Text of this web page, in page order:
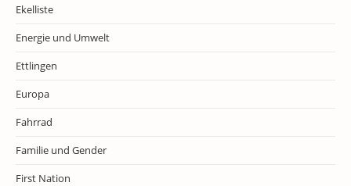
Ekelliste
Energie und Umwelt
Ettlingen
Europa
Fahrrad
Familie und Gender
First Nation